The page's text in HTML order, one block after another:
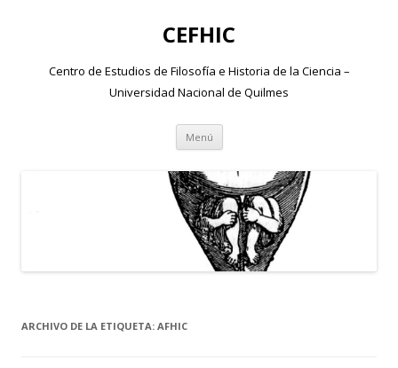
CEFHIC
Centro de Estudios de Filosofía e Historia de la Ciencia –
Universidad Nacional de Quilmes
Menú Saltar
contenido
ARCHIVO DE LA ETIQUETA: AFHIC